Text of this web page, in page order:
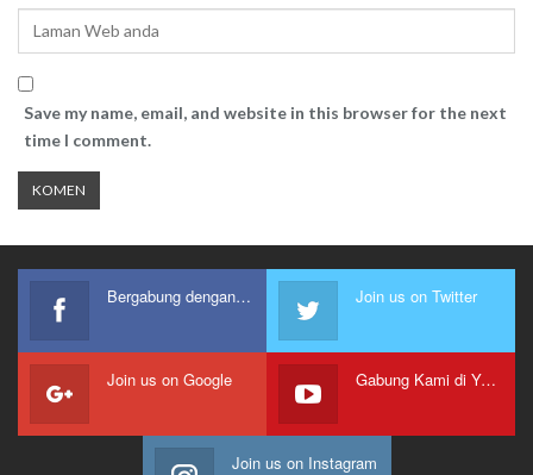
Save my name, email, and website in this browser for the next
time I comment.
Bergabung dengan kami Join us on Twitter
Join us on Google Gabung Kami di Youtube
Join us on Instagram